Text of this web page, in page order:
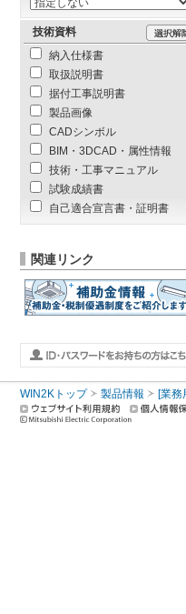
技術資料
納入仕様書
取扱説明書
据付工事説明書
製品画像
CADシンボル
BIM・3DCAD・属性情報
技術・工事マニュアル
試験成績書
自己適合宣言書・証明書
関連リンク
WIN2Kトップ 製品情報 [業務